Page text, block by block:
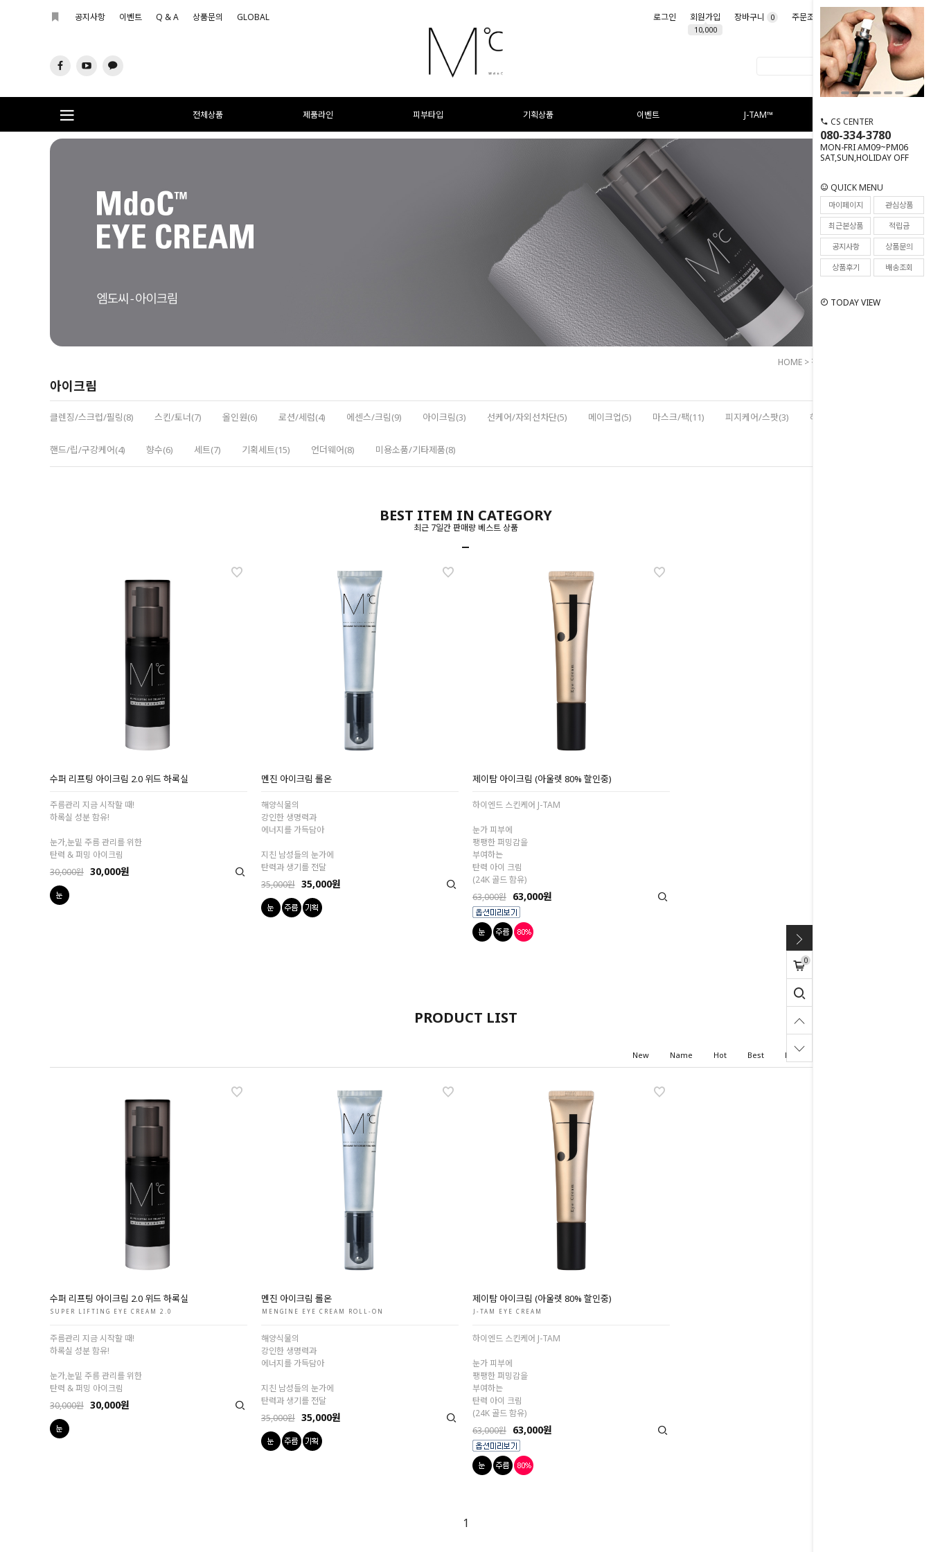
공지사항 이벤트 Q & A 상품문의 GLOBAL 로그인 회원가입
10,000
장바구니 0 주문조회 마이페이지
전체상품 제품라인 피부타입 기획상품 이벤트 J-TAM™
CS CENTER
080-334-3780
MON-FRI AM09~PM06
SAT,SUN,HOLIDAY OFF
QUICK MENU
마이페이지
관심상품
최근본상품
적립금
공지사항
상품문의
상품후기
배송조회
TODAY VIEW
0
HOME > 전체상품
아이크림
클렌징/스크럽/필링(8) 스킨/토너(7) 올인원(6) 로션/세럼(4) 에센스/크림(9) 아이크림(3) 선케어/자외선차단(5) 메이크업(5) 마스크/팩(11) 피지케어/스팟(3) 헤어/바디(8)
핸드/립/구강케어(4) 향수(6) 세트(7) 기획세트(15) 언더웨어(8) 미용소품/기타제품(8)
BEST ITEM IN CATEGORY
최근 7일간 판매량 베스트 상품
수퍼 리프팅 아이크림 2.0 위드 하록실
주름관리 지금 시작할 때!
하록실 성분 함유!
눈가,눈밑 주름 관리를 위한
탄력 & 퍼밍 아이크림
30,000원 30,000원
멘진 아이크림 롤온
해양식물의
강인한 생명력과
에너지를 가득담아
지친 남성들의 눈가에
탄력과 생기를 전달
35,000원 35,000원
제이탐 아이크림 (아울렛 80% 할인중)
하이엔드 스킨케어 J-TAM
눈가 피부에
팽팽한 퍼밍감을
부여하는
탄력 아이 크림
(24K 골드 함유)
63,000원 63,000원
PRODUCT LIST
New Name Hot Best High price
수퍼 리프팅 아이크림 2.0 위드 하록실
SUPER LIFTING EYE CREAM 2.0
주름관리 지금 시작할 때!
하록실 성분 함유!
눈가,눈밑 주름 관리를 위한
탄력 & 퍼밍 아이크림
30,000원 30,000원
멘진 아이크림 롤온
MENGINE EYE CREAM ROLL-ON
해양식물의
강인한 생명력과
에너지를 가득담아
지친 남성들의 눈가에
탄력과 생기를 전달
35,000원 35,000원
제이탐 아이크림 (아울렛 80% 할인중)
J-TAM EYE CREAM
하이엔드 스킨케어 J-TAM
눈가 피부에
팽팽한 퍼밍감을
부여하는
탄력 아이 크림
(24K 골드 함유)
63,000원 63,000원
1